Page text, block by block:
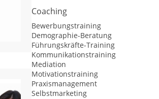
Coaching
Bewerbungstraining
Demographie-Beratung
Führungskräfte-Training
Kommunikationstraining
Mediation
Motivationstraining
Praxismanagement
Selbstmarketing